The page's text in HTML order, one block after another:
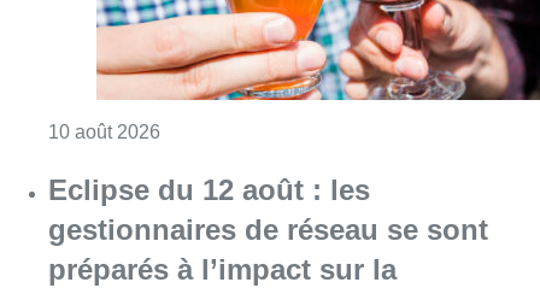
10 août 2026
Eclipse du 12 août : les
gestionnaires de réseau se sont
préparés à l’impact sur la